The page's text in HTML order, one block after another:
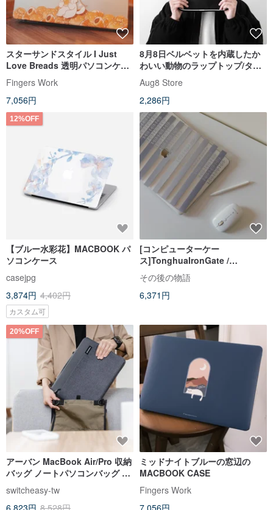
スターサンドスタイル I Just
Love Breads 透明パソコンケー
ス MACBOOK CASE
Fingers Work
7,056円
8月8日ベルベットを内蔵したか
わいい動物のラップトップ/タブ
レットバッグ
Aug8 Store
2,286円
12%OFF
【ブルー水彩花】MACBOOK パ
ソコンケース
casejpg
3,874円 4,402円
カスタム可
[コンピューターケー
ス]TonghuaIronGate /
Yingzhong Later Series / グレ
ー
その後の物語
6,371円
20%OFF
アーバン MacBook Air/Pro 収納
バッグ ノートパソコンバッグ 14
/16 インチ
switcheasy-tw
6,823円 8,528円
ミッドナイトブルーの窓辺の
MACBOOK CASE
Fingers Work
7,056円